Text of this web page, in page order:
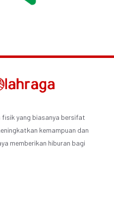
yang biasanya bersifat
kemampuan dan
memberikan hiburan bagi